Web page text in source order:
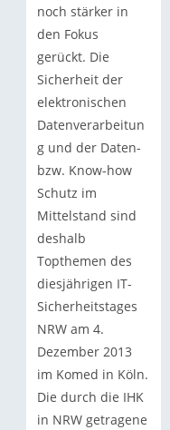
noch stärker in
den Fokus
gerückt. Die
Sicherheit der
elektronischen
Datenverarbeitun
g und der Daten-
bzw. Know-how
Schutz im
Mittelstand sind
deshalb
Topthemen des
diesjährigen IT-
Sicherheitstages
NRW am 4.
Dezember 2013
im Komed in Köln.
Die durch die IHK
in NRW getragene